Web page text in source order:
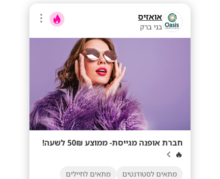
אואזיס
בני ברק
חברת אופנה מגייסת- ממוצע 50₪ לשעה!
🔥
מתאים לסטודנטים מתאים לחיילים